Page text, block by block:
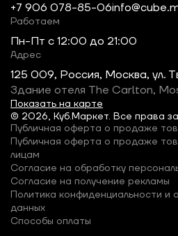
© 2026, Куб.Маркет. Все права
+7 906 078-85-06
Работаем
Пн-Пт c 12:00 до 21:00
Адрес
125 009, Россия, Москва, ул.
Здание отеля The Carlton,
Показать на карте
Публичная оферта о продаже
Публичная оферта о продаже
лицам
Согласие на обработку
Согласие на получение рекламы
Политика конфиденциальности и
данных
Способы оплаты